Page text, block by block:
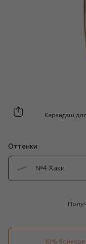
Sisley
Карандаш
Оттенки
№4 Хаки
10%